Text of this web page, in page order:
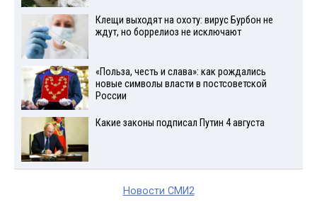
Клещи выходят на охоту: вирус Бурбон не
ждут, но боррелиоз не исключают
«Польза, честь и слава»: как рождались
новые символы власти в постсоветской
России
Какие законы подписал Путин 4 августа
Новости СМИ2